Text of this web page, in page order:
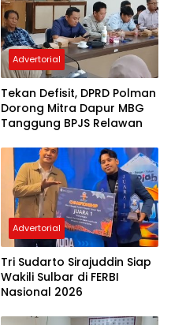
Advertorial
Tekan Defisit, DPRD Polman
Dorong Mitra Dapur MBG
Tanggung BPJS Relawan
Advertorial
Tri Sudarto Sirajuddin Siap
Wakili Sulbar di FERBI
Nasional 2026